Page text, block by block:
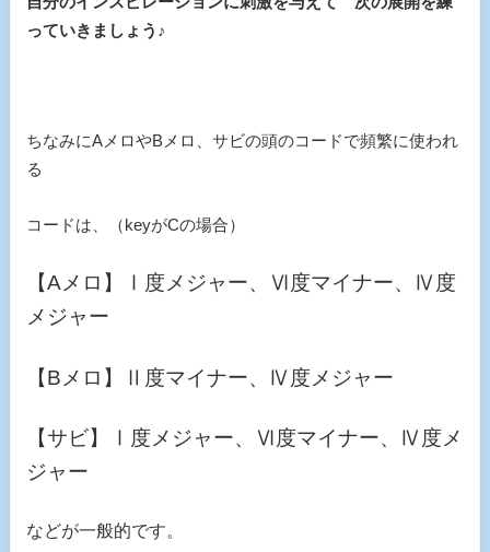
っていきましょう♪
ちなみにAメロやBメロ、サビの頭のコードで頻繁に使われ
る
コードは、（keyがCの場合）
【Aメロ】Ⅰ度メジャー、Ⅵ度マイナー、Ⅳ度
メジャー
【Bメロ】Ⅱ度マイナー、Ⅳ度メジャー
【サビ】Ⅰ度メジャー、Ⅵ度マイナー、Ⅳ度メ
ジャー
などが一般的です。